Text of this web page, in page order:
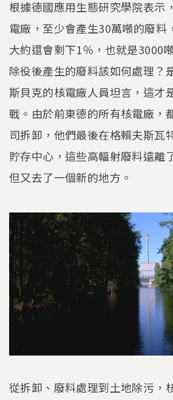
根據德國應用生態研究學院表示
電廠，至少會產生30萬噸的廢料
大約還會剩下1％，也就是3000
除役後產生的廢料該如何處理？
斯貝克的核電廠人員坦言，這才
戰。由於前東德的所有核電廠，
司拆卸，他們最後在格賴夫斯瓦
貯存中心，這些高輻射廢料遠離
但又去了一個新的地方。
從拆卸、廢料處理到土地除污，